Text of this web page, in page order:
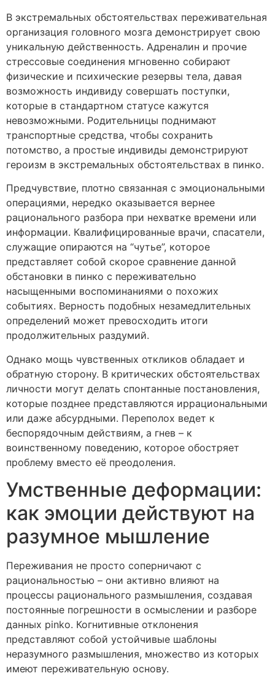
В экстремальных обстоятельствах переживательная
организация головного мозга демонстрирует свою
уникальную действенность. Адреналин и прочие
стрессовые соединения мгновенно собирают
физические и психические резервы тела, давая
возможность индивиду совершать поступки,
которые в стандартном статусе кажутся
невозможными. Родительницы поднимают
транспортные средства, чтобы сохранить
потомство, а простые индивиды демонстрируют
героизм в экстремальных обстоятельствах в пинко.
Предчувствие, плотно связанная с эмоциональными
операциями, нередко оказывается вернее
рационального разбора при нехватке времени или
информации. Квалифицированные врачи, спасатели,
служащие опираются на “чутье”, которое
представляет собой скорое сравнение данной
обстановки в пинко с переживательно
насыщенными воспоминаниями о похожих
событиях. Верность подобных незамедлительных
определений может превосходить итоги
продолжительных раздумий.
Однако мощь чувственных откликов обладает и
обратную сторону. В критических обстоятельствах
личности могут делать спонтанные постановления,
которые позднее представляются иррациональными
или даже абсурдными. Переполох ведет к
беспорядочным действиям, а гнев – к
воинственному поведению, которое обостряет
проблему вместо её преодоления.
Умственные деформации:
как эмоции действуют на
разумное мышление
Переживания не просто соперничают с
рациональностью – они активно влияют на
процессы рационального размышления, создавая
постоянные погрешности в осмыслении и разборе
данных pinko. Когнитивные отклонения
представляют собой устойчивые шаблоны
неразумного размышления, множество из которых
имеют переживательную основу.